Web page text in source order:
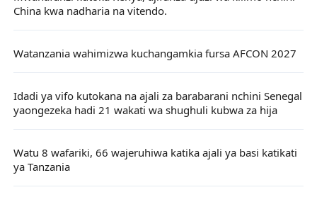
China kwa nadharia na vitendo.
Watanzania wahimizwa kuchangamkia fursa AFCON 2027
Idadi ya vifo kutokana na ajali za barabarani nchini Senegal
yaongezeka hadi 21 wakati wa shughuli kubwa za hija
Watu 8 wafariki, 66 wajeruhiwa katika ajali ya basi katikati
ya Tanzania